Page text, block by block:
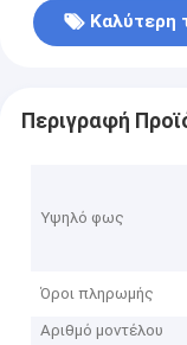
Καλύτερη
Περιγραφή
Υψηλό φως
Όροι πληρωμής
Αριθμό μοντέλου